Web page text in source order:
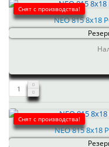
Снят с производства!
NEO 815 8x18
Снят с производства!
NEO 815 8x18